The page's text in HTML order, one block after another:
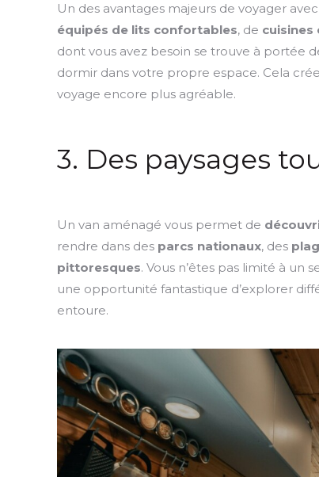
Un des avantages majeurs de voyager
équipés de lits confortables, de cuisines
dont vous avez besoin se trouve à portée
dormir dans votre propre espace. Cela
voyage encore plus agréable.
3. Des paysages
Un van aménagé vous permet de
rendre dans des parcs nationaux, des
pittoresques. Vous n’êtes pas limité à un
une opportunité fantastique d’explorer
entoure.